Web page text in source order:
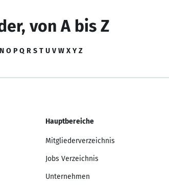
von A bis Z
N O P Q R S T U V W X Y Z
Hauptbereiche
Mitgliederverzeichnis
Jobs Verzeichnis
Unternehmen